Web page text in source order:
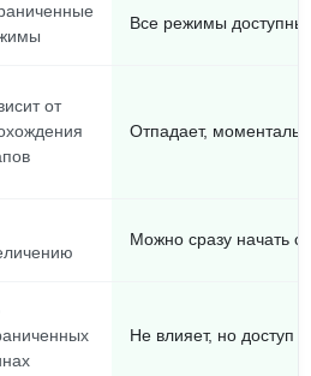
Все режимы доступны
от
Отпадает,
Можно сразу начать с
Не влияет, но доступ